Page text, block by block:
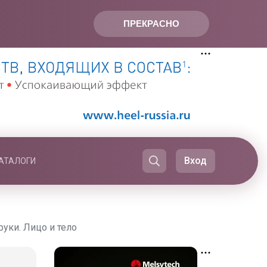
ПРЕКРАСНО
Вход
Лицо и тело